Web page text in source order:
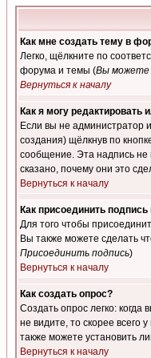
Как мне создать тему в
Легко, щёлкните по
форума и темы (Вы можете
Вернуться к началу
Как я могу редактировать
Если вы не администратор
создания) щёлкнув по
сообщение. Эта надпись не
сказано, почему они это
Вернуться к началу
Как присоединить
Для того чтобы
Вы также можете сделать
Присоединить подпись)
Вернуться к началу
Как создать опрос?
Создать опрос легко:
не видите, то скорее всего
также можете установить
Вернуться к началу